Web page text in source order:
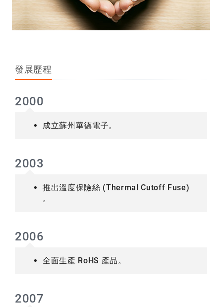
發展歷程
2000
成立蘇州華德電子。
2003
推出溫度保險絲 (Thermal Cutoff Fuse)
。
2006
全面生產 RoHS 產品。
2007